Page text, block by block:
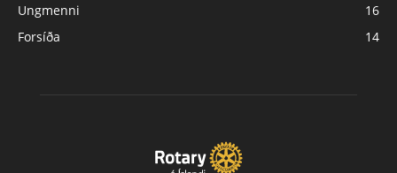
Ungmenni
16
Forsíða
14